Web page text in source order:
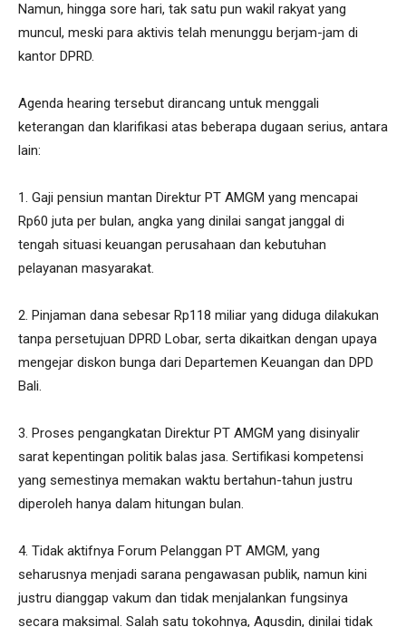
Namun, hingga sore hari, tak satu pun wakil rakyat yang
muncul, meski para aktivis telah menunggu berjam-jam di
kantor DPRD.
Agenda hearing tersebut dirancang untuk menggali
keterangan dan klarifikasi atas beberapa dugaan serius, antara
lain:
1. Gaji pensiun mantan Direktur PT AMGM yang mencapai
Rp60 juta per bulan, angka yang dinilai sangat janggal di
tengah situasi keuangan perusahaan dan kebutuhan
pelayanan masyarakat.
2. Pinjaman dana sebesar Rp118 miliar yang diduga dilakukan
tanpa persetujuan DPRD Lobar, serta dikaitkan dengan upaya
mengejar diskon bunga dari Departemen Keuangan dan DPD
Bali.
3. Proses pengangkatan Direktur PT AMGM yang disinyalir
sarat kepentingan politik balas jasa. Sertifikasi kompetensi
yang semestinya memakan waktu bertahun-tahun justru
diperoleh hanya dalam hitungan bulan.
4. Tidak aktifnya Forum Pelanggan PT AMGM, yang
seharusnya menjadi sarana pengawasan publik, namun kini
justru dianggap vakum dan tidak menjalankan fungsinya
secara maksimal. Salah satu tokohnya, Agusdin, dinilai tidak